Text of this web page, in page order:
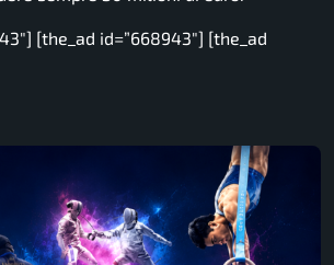
[the_ad id=”668943″] [the_ad